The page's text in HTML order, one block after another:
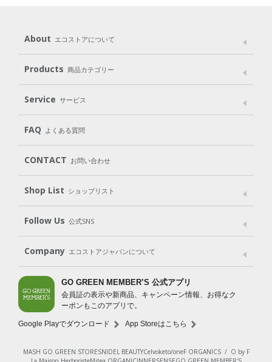
About エコストアについて
メッセージ ブランドストーリー
パッケージへのこだわり
動物実験をしない
Products 商品カテゴリー
Laundry
Body（ボディ） Hair（ヘア） Oral care（オーラルケア）
Goods （グッズ）
Gift set
Service サービス
User Guide
Subscription（定期便）
FAQ よくある質問
CONTACT お問い合わせ
Shop List ショップリスト
Shop List
Follow Us 公式SNS
LINE＠ Instagram Facebook
Company エコストアジャパンについて
会社案内 ご利用規約
プライバシーポリシー
特定商取引法に基づく表示
免責事項
法人会員サービス
New Zealand Site
GO GREEN MEMBER’S 公式アプリ
会員証の表示や新商品、キャンペーン情報、お得なク
ーポンもこのアプリで。
Google Playでダウンロード App Storeはこちら
MASH GO GREEN STORESNIDEL BEAUTYCelvoketo/oneF ORGANICS/ O by F